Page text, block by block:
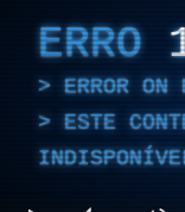
ERRO
ERROR ON
ESTE